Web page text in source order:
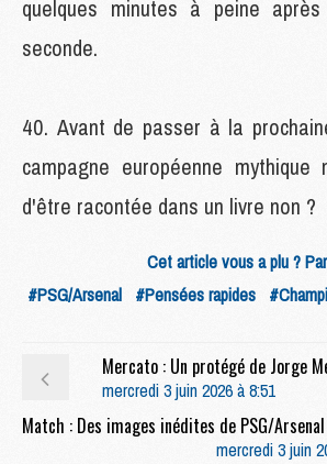
quelques minutes à peine
seconde.
Avant de passer à la
campagne européenne mythique
d'être racontée dans un livre non ?
Cet article vous a plu ?
#PSG/Arsenal #Pensées rapides
mercredi 3 juin 2026 à 8:51
mercredi 3 juin